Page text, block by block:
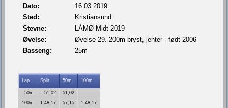
Dato:
16.03.2019
Sted:
Kristiansund
Stevne:
LÅMØ Midt 2019
Øvelse:
Øvelse 29. 200m bryst, jenter - født 2006
Basseng:
25m
Lap Split 50m 100m
50m 51,02
51,02
100m
1.48,17 57,15
1.48,17